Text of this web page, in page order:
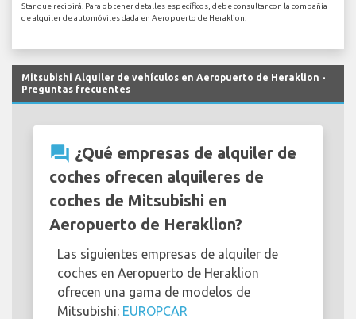
Star que recibirá. Para obtener detalles específicos, debe consultar con la compañía
de alquiler de automóviles dada en Aeropuerto de Heraklion.
Mitsubishi Alquiler de vehículos en Aeropuerto de Heraklion -
Preguntas frecuentes
question_answer ¿Qué empresas de alquiler de
coches ofrecen alquileres de
coches de Mitsubishi en
Aeropuerto de Heraklion?
Las siguientes empresas de alquiler de
coches en Aeropuerto de Heraklion
ofrecen una gama de modelos de
Mitsubishi: EUROPCAR